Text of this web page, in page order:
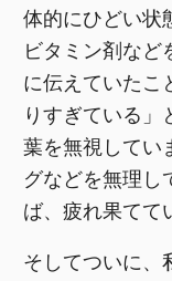
体的にひどい状
ビタミン剤など
に伝えていたこ
りすぎている
葉を無視してい
グなどを無理し
ば、疲れ果てて
そしてついに、